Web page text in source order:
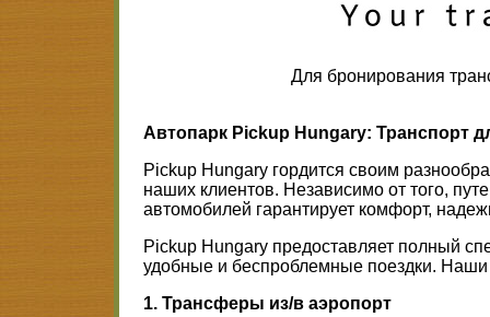
Для бронирования
Автопарк Pickup Hungary: Транспорт
Pickup Hungary гордится своим
наших клиентов. Независимо от того,
автомобилей гарантирует комфорт,
Pickup Hungary предоставляет полный
удобные и беспроблемные поездки. Наши
1. Трансферы из/в аэропорт